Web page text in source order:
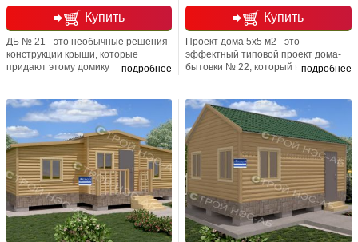
Купить
подробнее
ДБ № 21 - это необычные решения
конструкции крыши, которые
придают этому домику
Одно из ярких достоинств этого
одноэтажного дома, помимо крыши,
- небольшая открытая терраса под
общей крышей.
Купить
подробнее
Проект дома 5х5 м2 - это
эффектный типовой проект дома-
бытовки № 22, который включает
малоэтажного частного
домостроения, соответствующие
принципам эргономики,
функциональности и экономии. А
именно, небольшую террасу и
удачную планировку комнат.